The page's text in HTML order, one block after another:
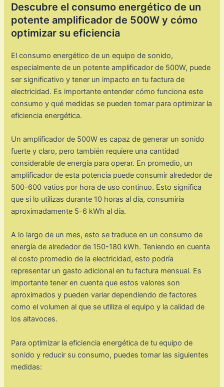
Descubre el consumo energético de un
potente amplificador de 500W y cómo
optimizar su eficiencia
El consumo energético de un equipo de sonido,
especialmente de un potente amplificador de 500W, puede
ser significativo y tener un impacto en tu factura de
electricidad. Es importante entender cómo funciona este
consumo y qué medidas se pueden tomar para optimizar la
eficiencia energética.
Un amplificador de 500W es capaz de generar un sonido
fuerte y claro, pero también requiere una cantidad
considerable de energía para operar. En promedio, un
amplificador de esta potencia puede consumir alrededor de
500-600 vatios por hora de uso continuo. Esto significa
que si lo utilizas durante 10 horas al día, consumiría
aproximadamente 5-6 kWh al día.
A lo largo de un mes, esto se traduce en un consumo de
energía de alrededor de 150-180 kWh. Teniendo en cuenta
el costo promedio de la electricidad, esto podría
representar un gasto adicional en tu factura mensual. Es
importante tener en cuenta que estos valores son
aproximados y pueden variar dependiendo de factores
como el volumen al que se utiliza el equipo y la calidad de
los altavoces.
Para optimizar la eficiencia energética de tu equipo de
sonido y reducir su consumo, puedes tomar las siguientes
medidas: